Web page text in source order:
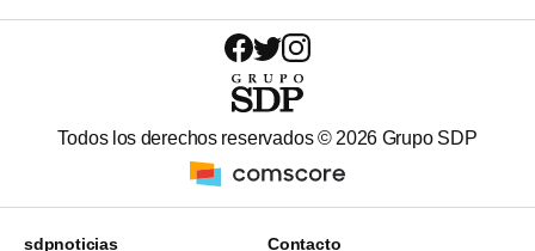
Todos los derechos reservados © 2026 Grupo SDP
sdpnoticias Contacto